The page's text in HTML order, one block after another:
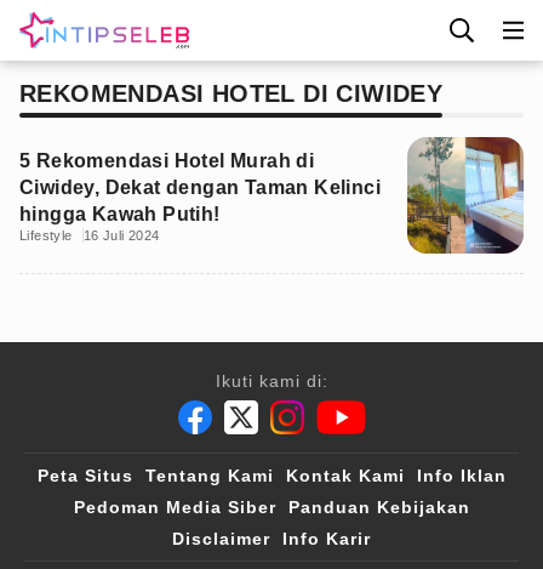
REKOMENDASI HOTEL DI CIWIDEY
5 Rekomendasi Hotel Murah di
Ciwidey, Dekat dengan Taman Kelinci
hingga Kawah Putih!
Lifestyle 16 Juli 2024
Ikuti kami di:
Peta Situs Tentang Kami Kontak Kami
Info Iklan
Pedoman Media Siber
Panduan Kebijakan
Disclaimer
Info Karir